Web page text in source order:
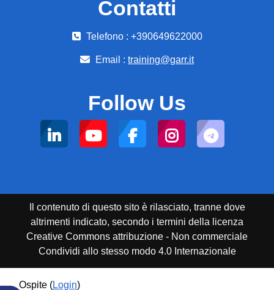
Contatti
Telefono : +390649622000
Email : training@garr.it
Follow Us
Il contenuto di questo sito è rilasciato, tranne dove
altrimenti indicato, secondo i termini della licenza
Creative Commons attribuzione - Non commerciale
Condividi allo stesso modo 4.0 Internazionale
Ospite (Login)